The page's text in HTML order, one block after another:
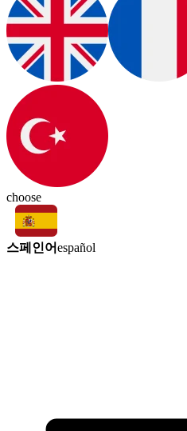
choose
스페인어español